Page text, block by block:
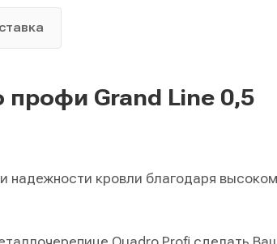
Grand Line 0,5
надежности кровли благодаря